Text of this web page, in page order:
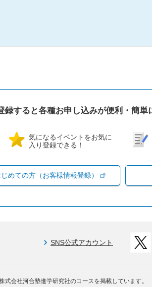
録すると各種お申し込みが便利・簡単
気になるイベントをお気に
入り登録できる！
めての方（お客様情報登録）
SNS公式アカウント
式会社河合塾進学研究社のコースを掲載しています。